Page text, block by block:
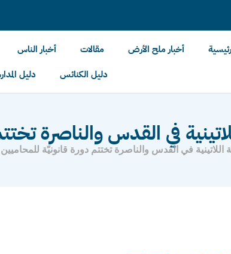
أخبار ملح الأرض مقالات أخبار الناس
دليل الكنائس
دليل
في القدس والناصرة
اللاتينية في القدس والناصرة تختتم دورة قانونيّة